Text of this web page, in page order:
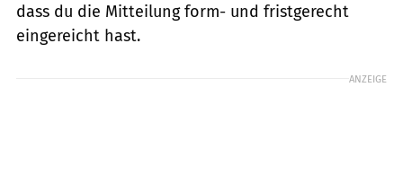
dass du die Mitteilung form- und fristgerecht
eingereicht hast.
ANZEIGE